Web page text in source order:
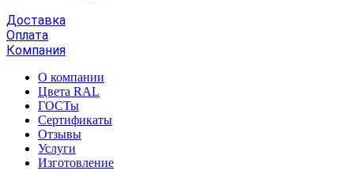
Доставка
Оплата
Компания
О компании
Цвета RAL
ГОСТы
Сертификаты
Отзывы
Услуги
Изготовление